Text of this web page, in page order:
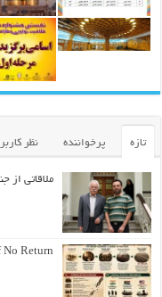
تازه پرخواننده نظر
ملاقاتی از
No Return